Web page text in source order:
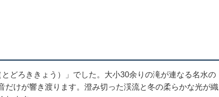
どろききょう）」でした。大小30余りの滝が連なる名水の
だけが響き渡ります。澄み切った渓流と冬の柔らかな光が織